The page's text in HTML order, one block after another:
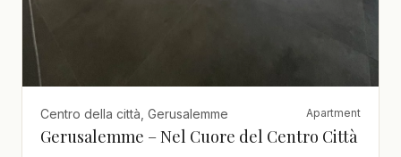
Centro della città, Gerusalemme Apartment
Gerusalemme – Nel Cuore del Centro Città